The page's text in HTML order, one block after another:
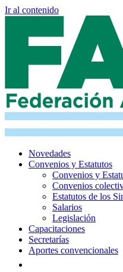
Ir al contenido
Novedades
Convenios y Estatutos
Convenios y
Convenios
Estatutos de los
Salarios
Legislación
Capacitaciones
Secretarías
Aportes convencionales